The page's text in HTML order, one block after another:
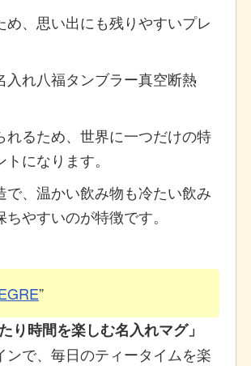
め、思い出にも残りやすいプレ
入れ八福タンブラー真空断熱
れるため、世界に一つだけの特
になります。
で、温かい飲み物も冷たい飲み
やすいのが特徴です。
り時間を楽しむ名入れマグ」
ンで、毎日のティータイムを楽